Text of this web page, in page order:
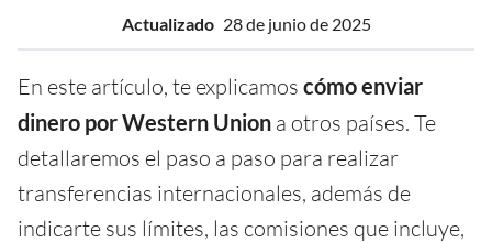
Actualizado 28 de junio de 2025
En este artículo, te explicamos cómo enviar
dinero por Western Union a otros países. Te
detallaremos el paso a paso para realizar
transferencias internacionales, además de
indicarte sus límites, las comisiones que incluye,